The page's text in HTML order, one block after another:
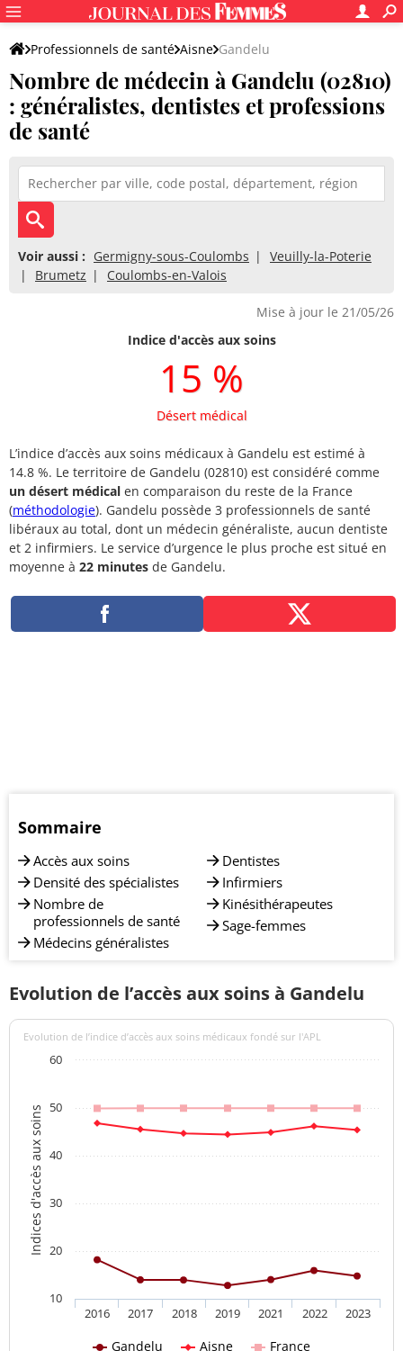
Professionnels de santé Aisne Gandelu
Nombre de médecin à Gandelu (02810)
: généralistes, dentistes et professions
de santé
Voir aussi : Germigny-sous-Coulombs
Veuilly-la-Poterie
Brumetz
Coulombs-en-Valois
Mise à jour le 21/05/26
Indice d'accès aux soins
15 %
Désert médical
L’indice d’accès aux soins médicaux à Gandelu est estimé à
14.8 %. Le territoire de Gandelu (02810) est considéré comme
un désert médical en comparaison du reste de la France
(méthodologie). Gandelu possède 3 professionnels de santé
libéraux au total, dont un médecin généraliste, aucun dentiste
et 2 infirmiers. Le service d’urgence le plus proche est situé en
moyenne à 22 minutes de Gandelu.
Sommaire
Accès aux soins
Densité des spécialistes
Nombre de
professionnels de santé
Médecins généralistes
Dentistes
Infirmiers
Kinésithérapeutes
Sage-femmes
Evolution de l’accès aux soins à Gandelu
Indices d'accès aux soins
Evolution de l’indice d’accès aux soins médicaux fondé sur l'APL
Gandelu Aisne France
2016 2017 2018 2019 2021 2022 2023
10
20
30
40
50
60